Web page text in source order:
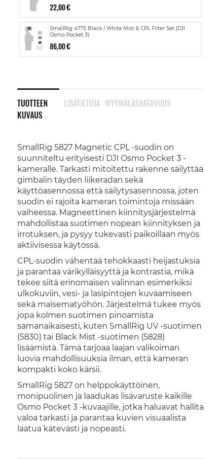
22,00 €
SmallRig 4775 Black / White Mist & CPL Filter Set (DJI
Osmo Pocket 3)
86,00 €
TUOTTEEN
KUVAUS
SmallRig 5827 Magnetic CPL -suodin on
suunniteltu erityisesti DJI Osmo Pocket 3 -
kameralle. Tarkasti mitoitettu rakenne säilyttää
gimbalin täyden liikeradan sekä
käyttöasennossa että säilytysasennossa, joten
suodin ei rajoita kameran toimintoja missään
vaiheessa. Magneettinen kiinnitysjärjestelmä
mahdollistaa suotimen nopean kiinnityksen ja
irrotuksen, ja pysyy tukevasti paikoillaan myös
aktiivisessa käytössä.
CPL-suodin vähentää tehokkaasti heijastuksia
ja parantaa värikylläisyyttä ja kontrastia, mikä
tekee siitä erinomaisen valinnan esimerkiksi
ulkokuviin, vesi- ja lasipintojen kuvaamiseen
sekä maisematyöhön. Järjestelmä tukee myös
jopa kolmen suotimen pinoamista
samanaikaisesti, kuten SmallRig UV -suotimen
(5830) tai Black Mist -suotimen (5828)
lisäämistä. Tämä tarjoaa laajan valikoiman
luovia mahdollisuuksia ilman, että kameran
kompakti koko kärsii.
SmallRig 5827 on helppokäyttöinen,
monipuolinen ja laadukas lisävaruste kaikille
Osmo Pocket 3 -kuvaajille, jotka haluavat hallita
valoa tarkasti ja parantaa kuvien visuaalista
laatua kätevästi ja nopeasti.
LISÄTIETOJA MYYMÄLÄSAATAVUUS